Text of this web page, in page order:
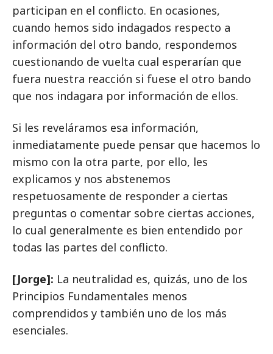
participan en el conflicto. En ocasiones,
cuando hemos sido indagados respecto a
información del otro bando, respondemos
cuestionando de vuelta cual esperarían que
fuera nuestra reacción si fuese el otro bando
que nos indagara por información de ellos.
Si les reveláramos esa información,
inmediatamente puede pensar que hacemos lo
mismo con la otra parte, por ello, les
explicamos y nos abstenemos
respetuosamente de responder a ciertas
preguntas o comentar sobre ciertas acciones,
lo cual generalmente es bien entendido por
todas las partes del conflicto.
[Jorge]: La neutralidad es, quizás, uno de los
Principios Fundamentales menos
comprendidos y también uno de los más
esenciales.